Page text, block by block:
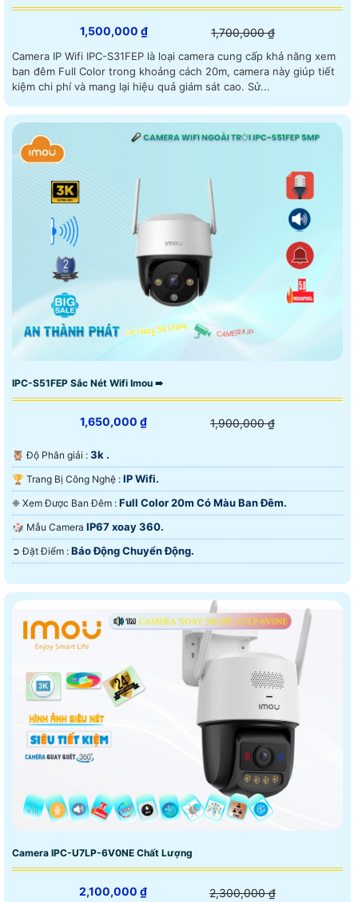
1,500,000 ₫ 1,700,000 ₫
Camera IP Wifi IPC-S31FEP là loại camera cung cấp khả năng xem
ban đêm Full Color trong khoảng cách 20m, camera này giúp tiết
kiệm chi phí và mang lại hiệu quả giám sát cao. Sử...
IPC-S51FEP Sắc Nét Wifi Imou ➠
1,650,000 ₫ 1,900,000 ₫
🦉 Độ Phân giải : 3k .
🏆 Trang Bị Công Nghệ : IP Wifi.
❈ Xem Được Ban Đêm : Full Color 20m Có Màu Ban Ðêm.
🎲 Mẫu Camera IP67 xoay 360.
️➲ Đặt Điểm : Báo Động Chuyển Động.
Camera IPC-U7LP-6V0NE Chất Lượng
2,100,000 ₫ 2,300,000 ₫